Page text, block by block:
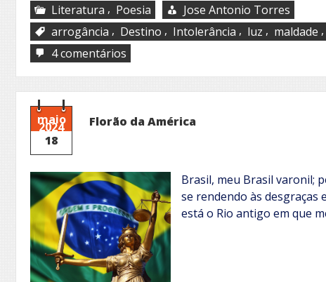
Literatura , Poesia
Jose Antonio Torres
arrogância , Destino , Intolerância , luz , maldade ,
4 comentários
Ainda
que…
maio
2024
18
Florão da América
Brasil, meu Brasil varonil;
se rendendo às desgraças
está o Rio antigo em que